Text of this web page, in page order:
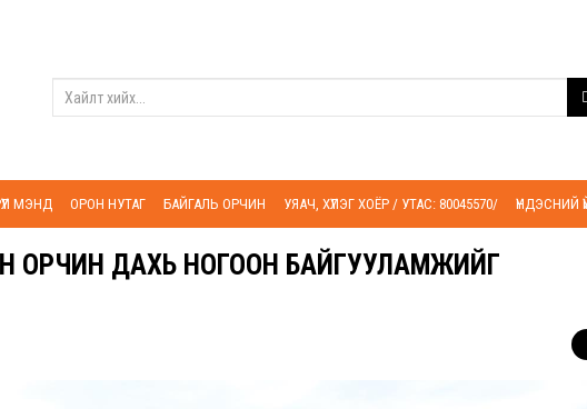
МЭНД ОРОН НУТАГ БАЙГАЛЬ ОРЧИН УЯАЧ, ХҮЛЭГ ХОЁР / УТАС: 80045570/ ҮНДЭСНИЙ
ОРЧИН ДАХЬ НОГООН БАЙГУУЛАМЖИЙГ